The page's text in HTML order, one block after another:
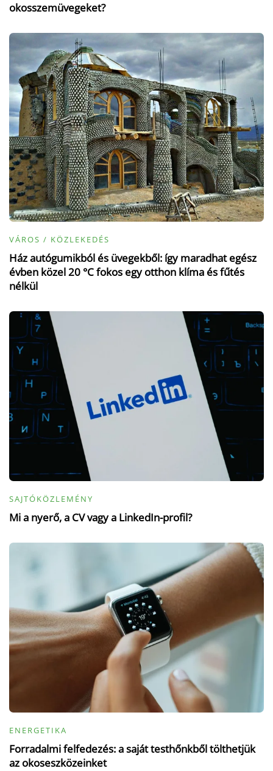
okosszemüvegeket?
VÁROS / KÖZLEKEDÉS
Ház autógumikból és üvegekből: így maradhat egész
évben közel 20 °C fokos egy otthon klíma és fűtés
nélkül
SAJTÓKÖZLEMÉNY
Mi a nyerő, a CV vagy a LinkedIn-profil?
ENERGETIKA
Forradalmi felfedezés: a saját testhőnkből tölthetjük
az okoseszközeinket